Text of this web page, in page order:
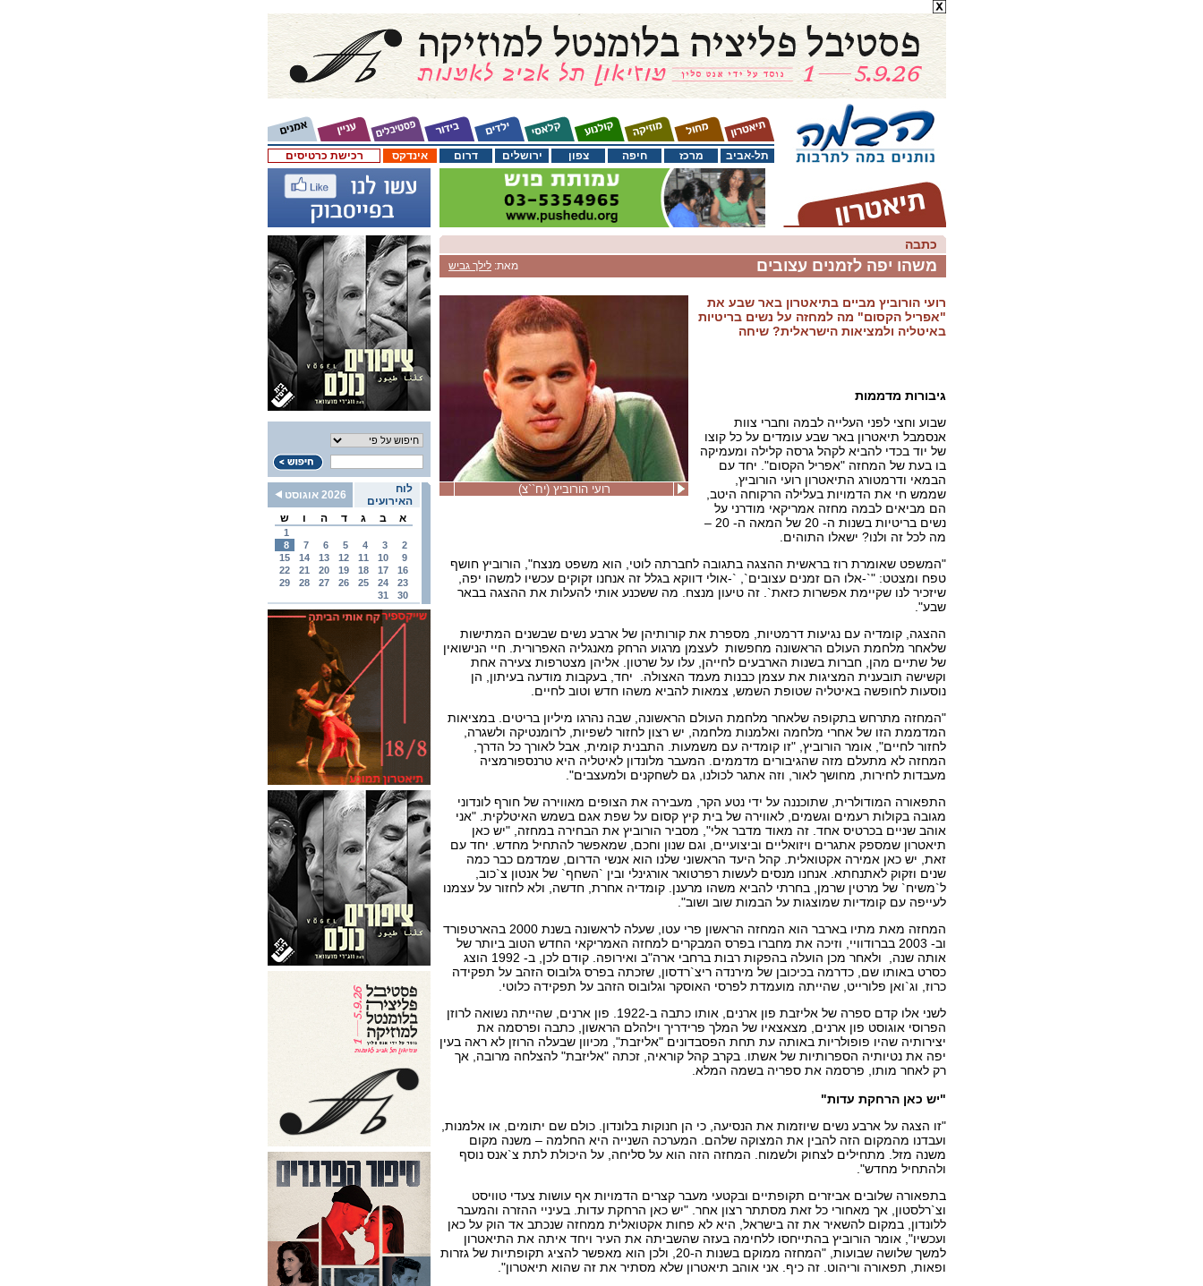
רכישת כרטיסים אינדקס דרום ירושלים צפון חיפה מרכז תל-אביב
לוח
האירועים
2026 אוגוסט
א
ב ג ד ה ו ש
1
2
3
4
5
6
7
8
9
10
11
12
13
14
15
16
17
18
19
20
21
22
23
24
25
26
27
28
29
30
31
כתבה
מאת: לילך גביש משהו יפה לזמנים עצובים
רועי הורוביץ (יח``צ)
רועי הורוביץ מביים בתיאטרון באר שבע את
"אפריל הקסום" מה למחזה על נשים בריטיות
באיטליה ולמציאות הישראלית? שיחה
גיבורות מדממות
שבוע וחצי לפני העלייה לבמה וחברי צוות
אנסמבל תיאטרון באר שבע עומדים על כל קוצו
של יוד בכדי להביא לקהל גרסה קלילה ומעמיקה
בו בעת של המחזה "אפריל הקסום". יחד עם
הבמאי ודרמטורג התיאטרון רועי הורוביץ,
שממש חי את הדמויות בעלילה הרקוחה היטב,
הם מביאים לבמה מחזה אמריקאי מודרני על
נשים בריטיות בשנות ה- 20 של המאה ה- 20 –
מה לכל זה ולנו? ישאלו התוהים.
"המשפט שאומרת רוז בראשית ההצגה בתגובה לחברתה לוטי, הוא משפט מנצח", הורוביץ חושף
טפח ומצטט: "`-אלו הם זמנים עצובים`, `-אולי דווקא בגלל זה אנחנו זקוקים עכשיו למשהו יפה,
שיזכיר לנו שקיימת אפשרות כזאת`. זה טיעון מנצח. מה ששכנע אותי להעלות את ההצגה בבאר
שבע".
ההצגה, קומדיה עם נגיעות דרמטיות, מספרת את קורותיהן של ארבע נשים שבשנים המתישות
שלאחר מלחמת העולם הראשונה מחפשות לעצמן מרגוע הרחק מאנגליה האפרורית. חיי הנישואין
של שתיים מהן, חברות בשנות הארבעים לחייהן, עלו על שרטון. אליהן מצטרפות צעירה אחת
וקשישה תובענית המציגות את עצמן כבנות מעמד האצולה. יחד, בעקבות מודעה בעיתון, הן
נוסעות לחופשה באיטליה שטופת השמש, צמאות להביא משהו חדש וטוב לחיים.
"המחזה מתרחש בתקופה שלאחר מלחמת העולם הראשונה, שבה נהרגו מיליון בריטים. במציאות
המדממת הזו של אחרי מלחמה ואלמנות מלחמה, יש רצון לחזור לשפיות, לרומנטיקה ולשגרה,
לחזור לחיים", אומר הורוביץ, "זו קומדיה עם משמעות. התבנית קומית, אבל לאורך כל הדרך,
המחזה לא מתעלם מזה שהגיבורים מדממים. המעבר מלונדון לאיטליה היא טרנספורמציה
מעבדות לחירות, מחושך לאור, וזה אתגר לכולנו, גם לשחקנים ולמעצבים".
התפאורה המודולרית, שתוכננה על ידי נטע הקר, מעבירה את הצופים מאווירה של חורף לונדוני
מגובה בקולות רעמים וגשמים, לאווירה של בית קיץ קסום על שפת אגם בשמש האיטלקית. "אני
אוהב שניים בכרטיס אחד. זה מאוד מדבר אלי", מסביר הורוביץ את הבחירה במחזה, "יש כאן
תיאטרון שמספק אתגרים ויזואליים וביצועיים, וגם שנון וחכם, שמאפשר להתחיל מחדש. יחד עם
זאת, יש כאן אמירה אקטואלית. קהל היעד הראשוני שלנו הוא אנשי הדרום, שמדמם כבר כמה
שנים וזקוק לאתנחתא. אנחנו מנסים לעשות רפרטואר אורגינלי ובין `השחף` של אנטון צ`כוב,
ל`משיח` של מרטין שרמן, בחרתי להביא משהו מרענן. קומדיה אחרת, חדשה, ולא לחזור על עצמנו
לעייפה עם קומדיות שמוצגות על הבמות שוב ושוב".
המחזה מאת מתיו בארבר הוא המחזה הראשון פרי עטו, שעלה לראשונה בשנת 2000 בהארטפורד
וב- 2003 בברודוויי, וזיכה את מחברו בפרס המבקרים למחזה האמריקאי החדש הטוב ביותר של
אותה שנה, ולאחר מכן הועלה בהפקות רבות ברחבי ארה"ב ואירופה. קודם לכן, ב- 1992 הוצג
כסרט באותו שם, כדרמה בכיכובן של מירנדה ריצ`רדסון, שזכתה בפרס גלובוס הזהב על תפקידה
כרוז, וג`ואן פלורייט, שהייתה מועמדת לפרסי האוסקר וגלובוס הזהב על תפקידה כלוטי.
לשני אלו קדם ספרה של אליזבת פון ארנים, אותו כתבה ב-1922. פון ארנים, שהייתה נשואה לרוזן
הפרוסי אוגוסט פון ארנים, מצאצאיו של המלך פרידריך וילהלם הראשון, כתבה ופרסמה את
יצירותיה שהיו פופולריות באותה עת תחת הפסבדונים "אליזבת", מכיוון שבעלה הרוזן לא ראה בעין
יפה את נטיותיה הספרותיות של אשתו. בקרב קהל קוראיה, זכתה "אליזבת" להצלחה מרובה, אך
רק לאחר מותו, פרסמה את ספריה בשמה המלא.
"יש כאן הרחקת עדות"
"זו הצגה על ארבע נשים שיוזמות את הנסיעה, כי הן חנוקות בלונדון. כולם שם יתומים, או אלמנות,
ועבדנו מהמקום הזה להבין את המצוקה שלהם. המערכה השנייה היא החלמה – משנה מקום
משנה מזל. מתחילים לצחוק ולשמוח. המחזה הזה הוא על סליחה, על היכולת לתת צ`אנס נוסף
ולהתחיל מחדש".
בתפאורה שלובים אביזרים תקופתיים ובקטעי מעבר קצרים הדמויות אף עושות צעדי טוויסט
וצ`רלסטון, אך מאחורי כל זאת מסתתר רצון אחר. "יש כאן הרחקת עדות. בעיניי ההזרה והמעבר
ללונדון, במקום להשאיר את זה בישראל, היא לא פחות אקטואלית ממחזה שנכתב אד הוק על כאן
ועכשיו", אומר הורוביץ בהתייחסו ללחימה בעזה שהשביתה את העיר ויחד איתה את התיאטרון
למשך שלושה שבועות, "המחזה ממוקם בשנות ה-20, ולכן הוא מאפשר להציג תקופתיות של גזרות
ופאות, תפאורה וריהוט. זה כיף. אני אוהב תיאטרון שלא מסתיר את זה שהוא תיאטרון".